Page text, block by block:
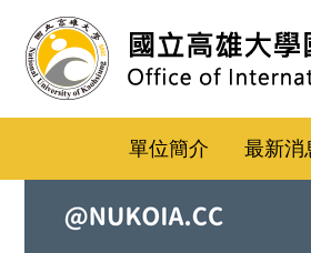
到
主
內
區
單位簡介 最新消